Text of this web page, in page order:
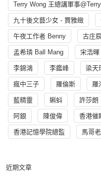
Terry Wong 王總講軍事
九十後文藝少女 - 賈雅緻
午夜工作者 Benny 古庄
孟希璘 Ball Mang 宋浩暉
李錦鴻 李鑑峰 梁天
瘋中三子 羅倫斯 羅
藍精靈 蝌蚪 許莎朗
阿銀 陳俊偉 香港催
香港記憶學院總監 馬哥
近期文章